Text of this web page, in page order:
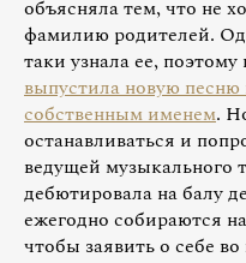
объясняла тем, что не
фамилию родителей.
таки узнала ее, поэтому
выпустила новую
собственным именем.
останавливаться и
ведущей музыкального
дебютировала на балу
ежегодно собираются
чтобы заявить о себе